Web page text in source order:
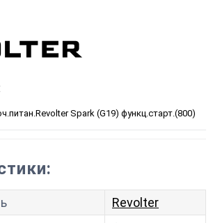
Spark (G19) функц.старт.(800)
Revolter